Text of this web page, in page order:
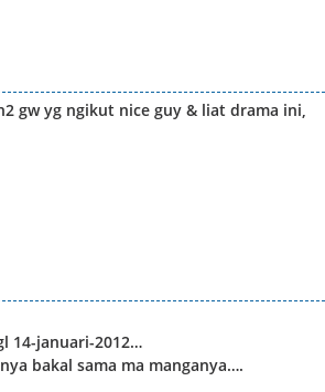
gw yg ngikut nice guy & liat drama ini,
14-januari-2012…
bakal sama ma manganya….